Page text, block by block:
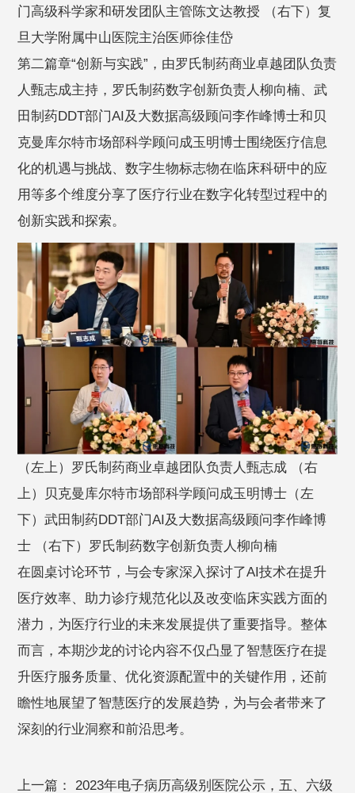
门高级科学家和研发团队主管陈文达教授 （右下）复
旦大学附属中山医院主治医师徐佳岱
第二篇章“创新与实践”，由罗氏制药商业卓越团队负责
人甄志成主持，罗氏制药数字创新负责人柳向楠、武
田制药DDT部门AI及大数据高级顾问李作峰博士和贝
克曼库尔特市场部科学顾问成玉明博士围绕医疗信息
化的机遇与挑战、数字生物标志物在临床科研中的应
用等多个维度分享了医疗行业在数字化转型过程中的
创新实践和探索。
（左上）罗氏制药商业卓越团队负责人甄志成 （右
上）贝克曼库尔特市场部科学顾问成玉明博士（左
下）武田制药DDT部门AI及大数据高级顾问李作峰博
士 （右下）罗氏制药数字创新负责人柳向楠
在圆桌讨论环节，与会专家深入探讨了AI技术在提升
医疗效率、助力诊疗规范化以及改变临床实践方面的
潜力，为医疗行业的未来发展提供了重要指导。整体
而言，本期沙龙的讨论内容不仅凸显了智慧医疗在提
升医疗服务质量、优化资源配置中的关键作用，还前
瞻性地展望了智慧医疗的发展趋势，为与会者带来了
深刻的行业洞察和前沿思考。
上一篇： 2023年电子病历高级别医院公示，五、六级